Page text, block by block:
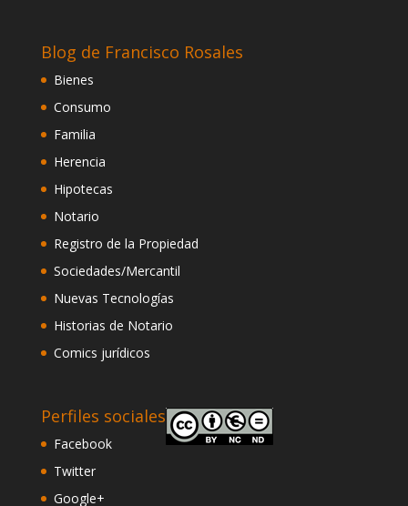
Blog de Francisco Rosales
Bienes
Consumo
Familia
Herencia
Hipotecas
Notario
Registro de la Propiedad
Sociedades/Mercantil
Nuevas Tecnologías
Historias de Notario
Comics jurídicos
Perfiles sociales
Facebook
Twitter
Google+